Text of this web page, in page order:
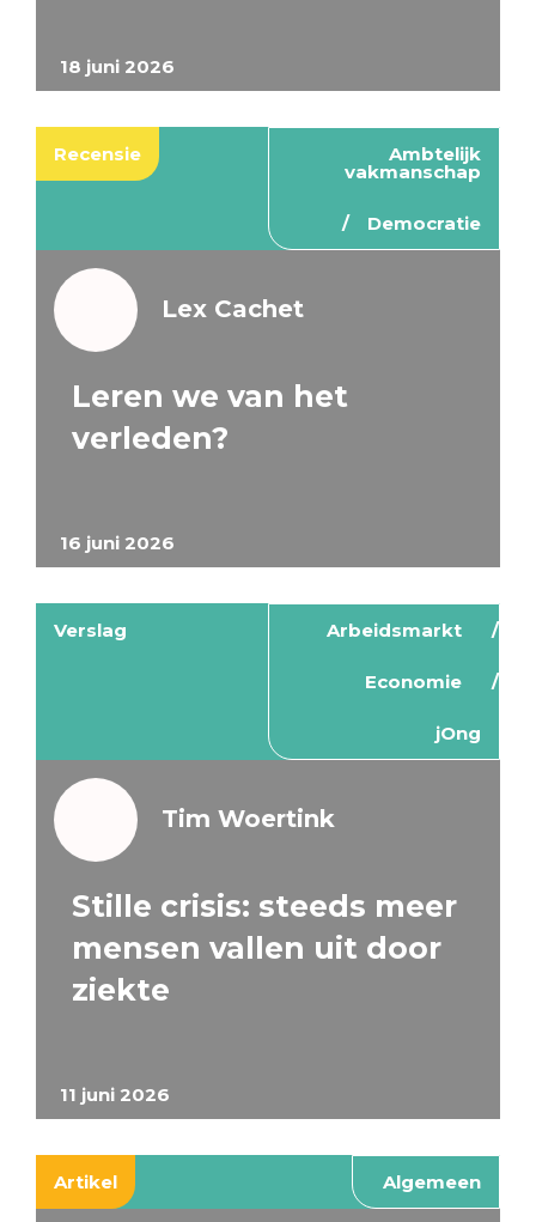
18 juni 2026
Recensie Ambtelijk
vakmanschap
Democratie
16 juni 2026
Lex Cachet
Leren we van het
verleden?
Verslag Arbeidsmarkt
Economie
jOng
11 juni 2026
Tim Woertink
Stille crisis: steeds meer
mensen vallen uit door
ziekte
Artikel Algemeen